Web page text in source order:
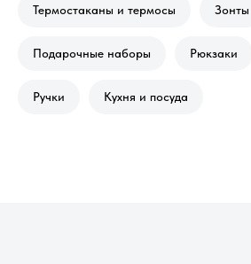
Термостаканы и термосы Зонты
Подарочные наборы Рюкзаки
Ручки Кухня и посуда